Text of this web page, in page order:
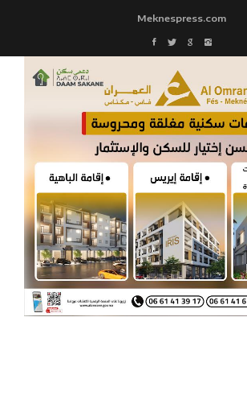
Meknespress.com